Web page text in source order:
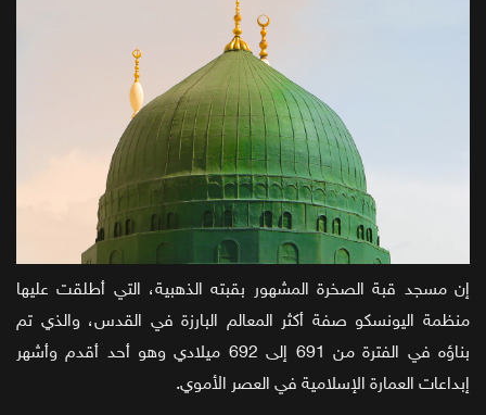
إن مسجد قبة الصخرة المشهور بقبته الذهبية، التي أطلقت عليها
منظمة اليونسكو صفة أكثر المعالم البارزة في القدس، والذي تم
بناؤه في الفترة من 691 إلى 692 ميلادي وهو أحد أقدم وأشهر
إبداعات العمارة الإسلامية في العصر الأموي.